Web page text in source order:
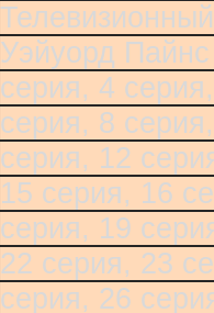
Уэйуорд
серия, 4
серия, 8
серия, 12
15 серия, 16
серия, 19
22 серия, 23
серия, 26